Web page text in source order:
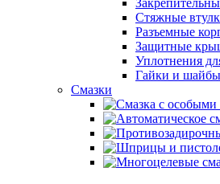
Стяжные
Разъемные
Защитные
Уплотнения
Гайки и шайбы
Смазки